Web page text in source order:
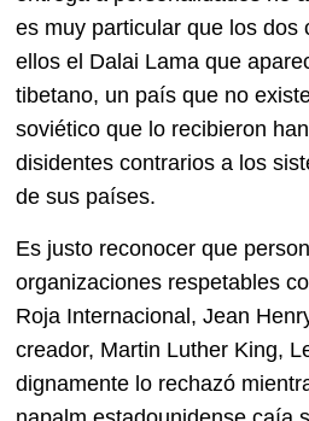
es muy particular que los dos
ellos el Dalai Lama que
tibetano, un país que no
soviético que lo recibieron
disidentes contrarios a los
de sus países.
Es justo reconocer que
organizaciones respetables
Roja Internacional, Jean
creador, Martin Luther King,
dignamente lo rechazó